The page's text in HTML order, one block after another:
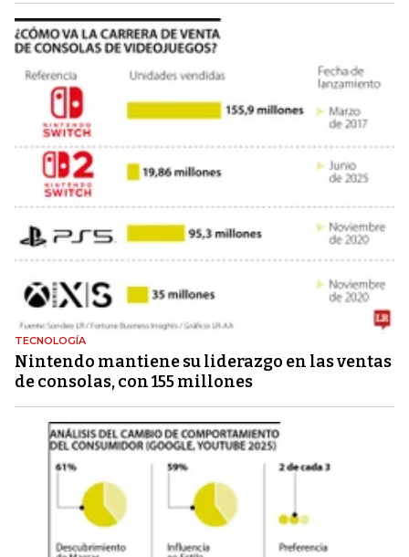
TECNOLOGÍA
Nintendo mantiene su liderazgo en las ventas
de consolas, con 155 millones